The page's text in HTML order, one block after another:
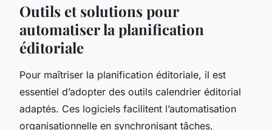
Outils et solutions pour
automatiser la planification
éditoriale
Pour maîtriser la planification éditoriale, il est
essentiel d’adopter des outils calendrier éditorial
adaptés. Ces logiciels facilitent l’automatisation
organisationnelle en synchronisant tâches,